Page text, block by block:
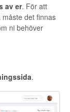
av er. För att
det finnas
ni behöver
.